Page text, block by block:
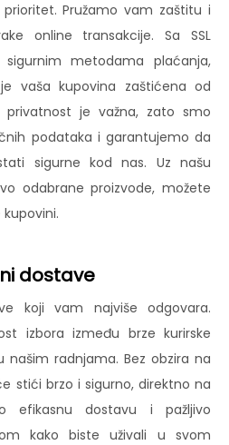
Pružamo vam zaštitu i
online transakcije. Sa SSL
metodama plaćanja,
vaša kupovina zaštićena od
je važna, zato smo
podataka i garantujemo da
sigurne kod nas. Uz našu
odabrane proizvode, možete
dostave
koji vam najviše odgovara.
izbora između brze kurirske
našim radnjama. Bez obzira na
stići brzo i sigurno, direktno na
efikasnu dostavu i pažljivo
kako biste uživali u svom